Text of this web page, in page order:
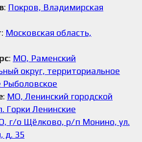
: Покров, Владимирская
: Московская область,
: МО, Раменский
округ, территориальное
Рыболовское
: МО, Ленинский городской
Горки Ленинские
г/о Щёлково, р/п Монино, ул.
д. 35